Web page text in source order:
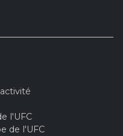
l'UFC
de l'UFC